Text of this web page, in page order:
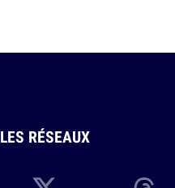
LES RÉSEAUX